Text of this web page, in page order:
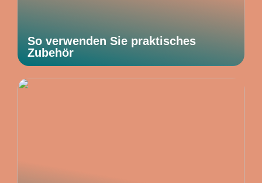
So verwenden Sie praktisches
Zubehör